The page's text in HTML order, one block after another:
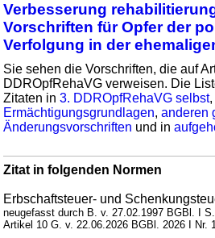
Verbesserung
Vorschriften für Opfer der
Verfolgung in der
Sie sehen die Vorschriften, die auf
DDROpfRehaVG verweisen. Die
Zitaten in3. DDROpfRehaVG selbst,
Ermächtigungsgrundlagen,anderen
Änderungsvorschriften und in
Zitat in folgenden Normen
Erbschaftsteuer- und
neugefasst durch B. v. 27.02.1997 BGBl. I
Artikel 10 G. v. 22.06.2026 BGBl. 2026 I Nr.